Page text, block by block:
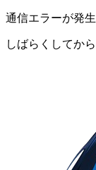
通信エラーが発生
しばらくしてか